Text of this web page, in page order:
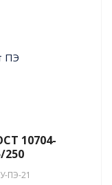
10704-
250
ПЭ-21